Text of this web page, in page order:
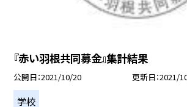
『赤い羽根共同募金』集計結果
公開日 2021/10/20 更新日 2021/
学校